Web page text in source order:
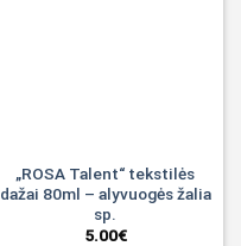
„ROSA Talent“ tekstilės
dažai 80ml – alyvuogės žalia
sp.
5.00€